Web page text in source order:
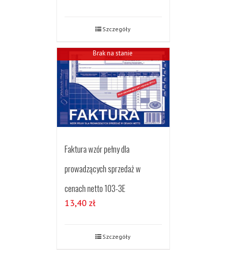
Szczegóły
Brak na stanie
Faktura wzór pełny dla
prowadzących sprzedaż w
cenach netto 103-3E
13,40 zł
Szczegóły